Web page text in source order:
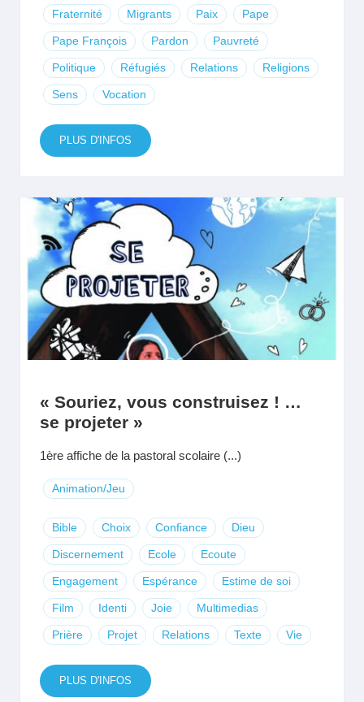
Fraternité Migrants Paix Pape
Pape François Pardon Pauvreté
Politique Réfugiés Relations Religions
Sens Vocation
PLUS D'INFOS
« Souriez, vous construisez ! …
se projeter »
1ère affiche de la pastoral scolaire (...)
Animation/Jeu
Bible Choix Confiance Dieu
Discernement Ecole Ecoute
Engagement Espérance Estime de soi
Film Identi Joie Multimedias
Prière Projet Relations Texte Vie
PLUS D'INFOS